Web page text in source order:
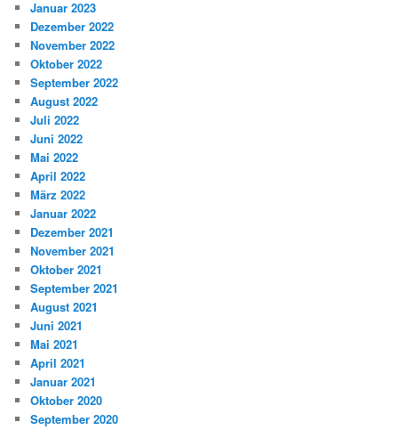
Januar 2023
Dezember 2022
November 2022
Oktober 2022
September 2022
August 2022
Juli 2022
Juni 2022
Mai 2022
April 2022
März 2022
Januar 2022
Dezember 2021
November 2021
Oktober 2021
September 2021
August 2021
Juni 2021
Mai 2021
April 2021
Januar 2021
Oktober 2020
September 2020